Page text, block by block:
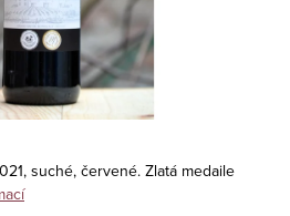
suché, červené. Zlatá medaile